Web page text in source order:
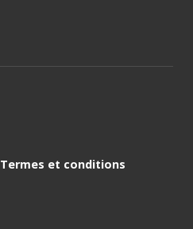
Termes et conditions